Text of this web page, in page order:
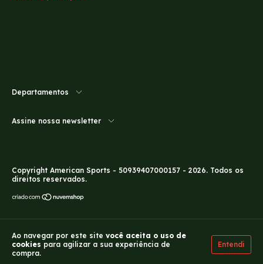
Ao navegar por este site você aceita o uso de
cookies para agilizar a sua experiência de
compra.
Entendi
Departamentos
Assine nossa newsletter
Copyright American Sports - 50939407000157 - 2026. Todos os
direitos reservados.